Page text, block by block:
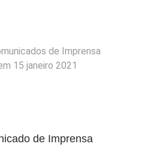
de Imprensa
15 janeiro 2021
de Imprensa